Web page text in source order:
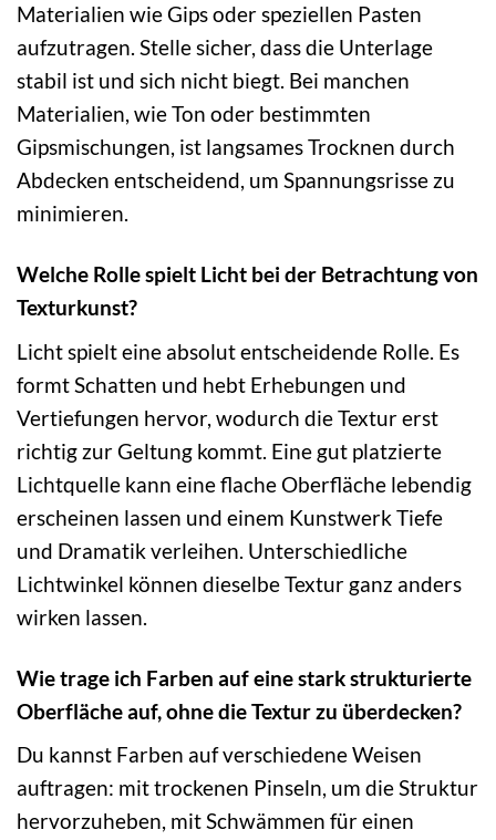
Materialien wie Gips oder speziellen Pasten
aufzutragen. Stelle sicher, dass die Unterlage
stabil ist und sich nicht biegt. Bei manchen
Materialien, wie Ton oder bestimmten
Gipsmischungen, ist langsames Trocknen durch
Abdecken entscheidend, um Spannungsrisse zu
minimieren.
Welche Rolle spielt Licht bei der Betrachtung von
Texturkunst?
Licht spielt eine absolut entscheidende Rolle. Es
formt Schatten und hebt Erhebungen und
Vertiefungen hervor, wodurch die Textur erst
richtig zur Geltung kommt. Eine gut platzierte
Lichtquelle kann eine flache Oberfläche lebendig
erscheinen lassen und einem Kunstwerk Tiefe
und Dramatik verleihen. Unterschiedliche
Lichtwinkel können dieselbe Textur ganz anders
wirken lassen.
Wie trage ich Farben auf eine stark strukturierte
Oberfläche auf, ohne die Textur zu überdecken?
Du kannst Farben auf verschiedene Weisen
auftragen: mit trockenen Pinseln, um die Struktur
hervorzuheben, mit Schwämmen für einen